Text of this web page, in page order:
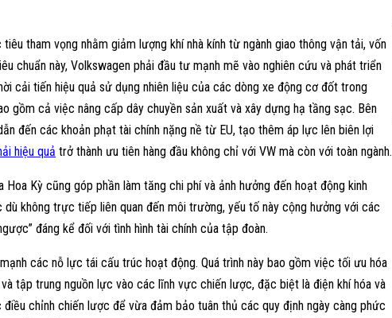
tham vọng nhằm giảm lượng khí nhà kính từ ngành giao thông vận tải, vốn
chuẩn này, Volkswagen phải đầu tư mạnh mẽ vào nghiên cứu và phát triển
cải tiến hiệu quả sử dụng nhiên liệu của các dòng xe động cơ đốt trong
gồm cả việc nâng cấp dây chuyền sản xuất và xây dựng hạ tầng sạc. Bên
đến các khoản phạt tài chính nặng nề từ EU, tạo thêm áp lực lên biên lợi
hiệu quả trở thành ưu tiên hàng đầu không chỉ với VW mà còn với toàn ngành.
Kỳ cũng góp phần làm tăng chi phí và ảnh hưởng đến hoạt động kinh
không trực tiếp liên quan đến môi trường, yếu tố này cộng hưởng với các
đáng kể đối với tình hình tài chính của tập đoàn.
các nỗ lực tái cấu trúc hoạt động. Quá trình này bao gồm việc tối ưu hóa
tập trung nguồn lực vào các lĩnh vực chiến lược, đặc biệt là điện khí hóa và
chỉnh chiến lược để vừa đảm bảo tuân thủ các quy định ngày càng phức